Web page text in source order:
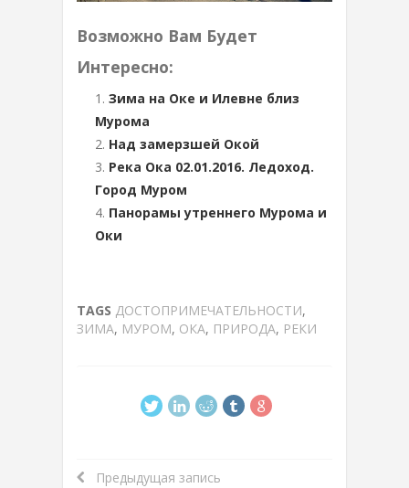
Возможно Вам Будет
Интересно:
Зима на Оке и Илевне близ
Мурома
Над замерзшей Окой
Река Ока 02.01.2016. Ледоход.
Город Муром
Панорамы утреннего Мурома и
Оки
TAGS ДОСТОПРИМЕЧАТЕЛЬНОСТИ,
ЗИМА, МУРОМ, ОКА, ПРИРОДА, РЕКИ
Предыдущая запись